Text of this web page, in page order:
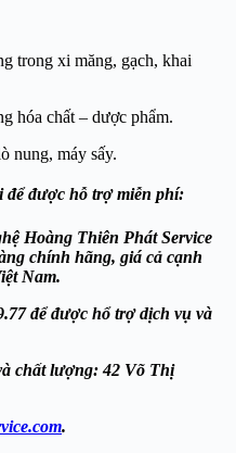
trong xi măng, gạch, khai
hóa chất – dược phẩm.
nung, máy sấy.
được hỗ trợ miễn phí:
Hoàng Thiên PhátService
chính hãng, giá cả cạnh
Nam.
để được hổ trợ dịch vụ và
chất lượng: 42 Võ Thị
.